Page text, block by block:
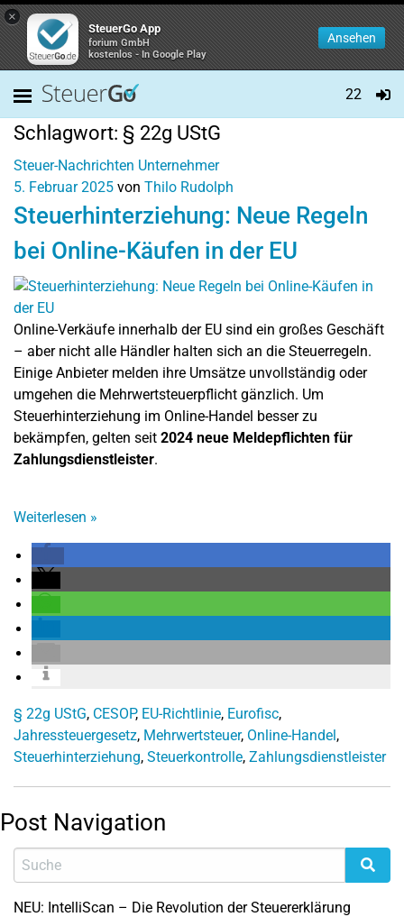
×
SteuerGo App
forium GmbH
kostenlos - In Google Play
Ansehen
22
Schlagwort: § 22g UStG
Steuer-Nachrichten Unternehmer
5. Februar 2025 von Thilo Rudolph
Steuerhinterziehung: Neue Regeln
bei Online-Käufen in der EU
Online-Verkäufe innerhalb der EU sind ein großes Geschäft
– aber nicht alle Händler halten sich an die Steuerregeln.
Einige Anbieter melden ihre Umsätze unvollständig oder
umgehen die Mehrwertsteuerpflicht gänzlich. Um
Steuerhinterziehung im Online-Handel besser zu
bekämpfen, gelten seit 2024 neue Meldepflichten für
Zahlungsdienstleister.
Weiterlesen »
§ 22g UStG, CESOP, EU-Richtlinie, Eurofisc,
Jahressteuergesetz, Mehrwertsteuer, Online-Handel,
Steuerhinterziehung, Steuerkontrolle, Zahlungsdienstleister
Post Navigation
NEU: IntelliScan – Die Revolution der Steuererklärung